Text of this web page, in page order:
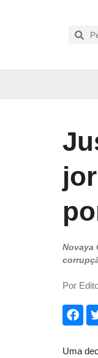
Novaya
Por
Uma